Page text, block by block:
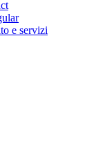
e servizi